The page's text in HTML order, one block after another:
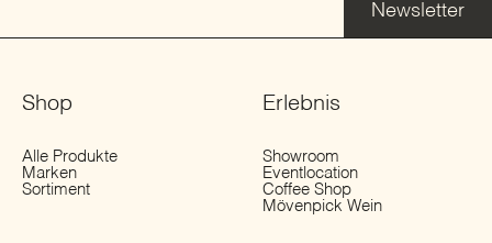
Newsletter
Shop
Alle Produkte
Marken
Sortiment
Erlebnis
Showroom
Eventlocation
Coffee Shop
Mövenpick Wein